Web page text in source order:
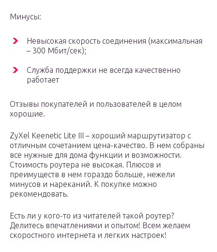
Минусы:
Невысокая скорость соединения (максимальная
– 300 Мбит/сек);
Служба поддержки не всегда качественно
работает
Отзывы покупателей и пользователей в целом
хорошие.
ZyXel Keenetic Lite III – хороший маршрутизатор с
отличным сочетанием цена-качество. В нем собраны
все нужные для дома функции и возможности.
Стоимость роутера не высокая. Плюсов и
преимуществ в нем гораздо больше, нежели
минусов и нареканий. К покупке можно
рекомендовать.
Есть ли у кого-то из читателей такой роутер?
Делитесь впечатлениями и опытом! Всем желаем
скоростного интернета и легких настроек!